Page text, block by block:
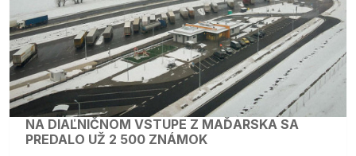
NA DIAĽNIČNOM VSTUPE Z MAĎARSKA SA
PREDALO UŽ 2 500 ZNÁMOK